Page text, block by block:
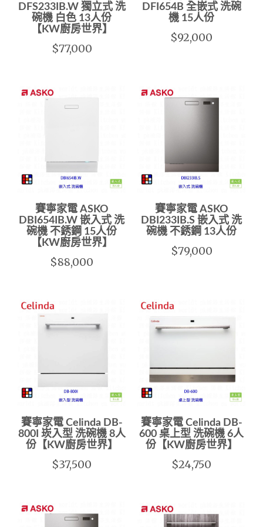
DFS233IB.W 獨立式 洗
碗機 白色 13人份
【KW廚房世界】
$77,000
DFI654B 全嵌式 洗碗
機 15人份
$92,000
賽寧家電 ASKO
DBI654IB.W 嵌入式 洗
碗機 不銹鋼 15人份
【KW廚房世界】
$88,000
賽寧家電 ASKO
DBI233IB.S 嵌入式 洗
碗機 不銹鋼 13人份
$79,000
賽寧家電 Celinda DB-
800I 崁入型 洗碗機 8人
份【KW廚房世界】
$37,500
賽寧家電 Celinda DB-
600 桌上型 洗碗機 6人
份【KW廚房世界】
$24,750